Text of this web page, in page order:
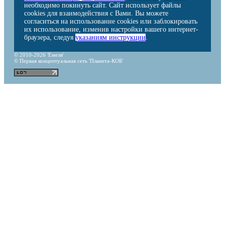
необходимо покинуть сайт. Сайт использует файлы
cookies для взаимодействия с Вами. Вы можете
согласиться на использование cookies или заблокировать
их использование, изменив настройки вашего интернет-
браузера, следуя указаниям инструкции.
© 2010-2026 'Емеля'
© Первая концептуальная сеть 'Планета-КОБ'